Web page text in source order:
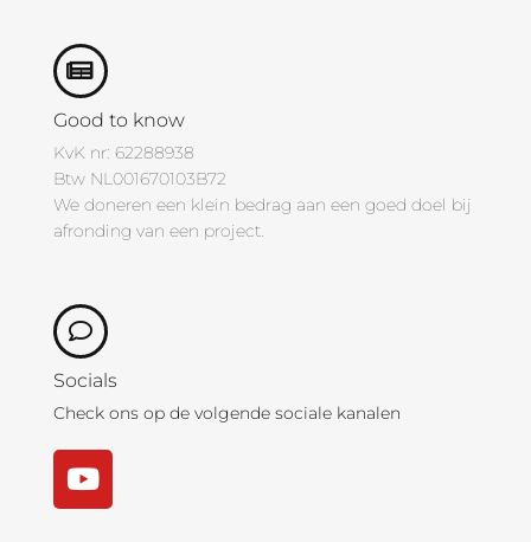
Good to know
KvK nr: 62288938
Btw NL001670103B72
We doneren een klein bedrag aan een goed doel bij
afronding van een project.
Socials
Check ons op de volgende sociale kanalen